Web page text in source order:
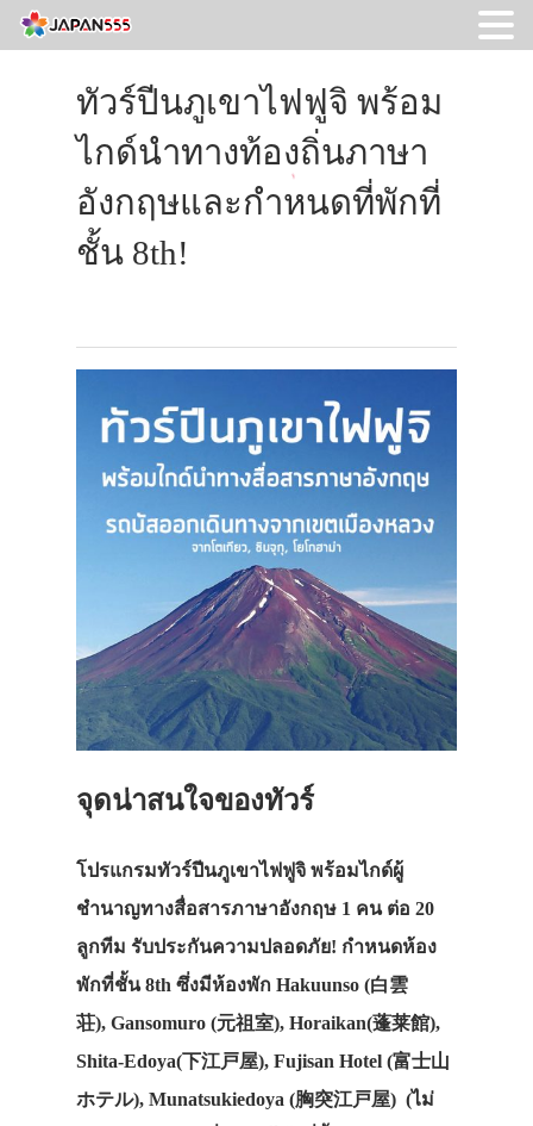
ทัวร์ปีนภูเขาไฟฟูจิ พร้อม
ไกด์นำทางท้องถิ่นภาษา
อังกฤษและกำหนดที่พักที่
ชั้น 8th!
จุดน่าสนใจของทัวร์
โปรแกรมทัวร์ปีนภูเขาไฟฟูจิ พร้อมไกด์ผู้
ชำนาญทางสื่อสารภาษาอังกฤษ 1 คน ต่อ 20
ลูกทีม รับประกันความปลอดภัย! กำหนดห้อง
พักที่ชั้น 8th ซึ่งมีห้องพัก Hakuunso (白雲
荘), Gansomuro (元祖室), Horaikan(蓬莱館),
Shita-Edoya(下江戸屋), Fujisan Hotel (富士山
ホテル), Munatsukiedoya (胸突江戸屋) (ไม่